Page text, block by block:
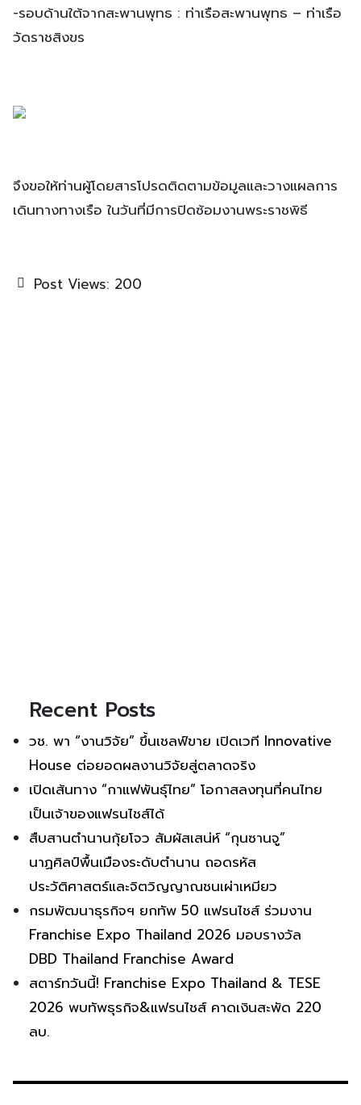
-รอบด้านใต้จากสะพานพุทธ : ท่าเรือสะพานพุทธ – ท่าเรือ
วัดราชสิงขร
จึงขอให้ท่านผู้โดยสารโปรดติดตามข้อมูลและวางแผลการ
เดินทางทางเรือ ในวันที่มีการปิดซ้อมงานพระราชพิธี
Post Views: 200
Recent Posts
วช. พา “งานวิจัย” ขึ้นเชลฟ์ขาย เปิดเวที Innovative
House ต่อยอดผลงานวิจัยสู่ตลาดจริง
เปิดเส้นทาง “กาแฟพันธุ์ไทย” โอกาสลงทุนที่คนไทย
เป็นเจ้าของแฟรนไชส์ได้
สืบสานตำนานกุ้ยโจว สัมผัสเสน่ห์ “กุนซานจู”
นาฏศิลป์พื้นเมืองระดับตำนาน ถอดรหัส
ประวัติศาสตร์และจิตวิญญาณชนเผ่าเหมียว
กรมพัฒนาธุรกิจฯ ยกทัพ 50 แฟรนไชส์ ร่วมงาน
Franchise Expo Thailand 2026 มอบรางวัล
DBD Thailand Franchise Award
สตาร์ทวันนี้! Franchise Expo Thailand & TESE
2026 พบทัพธุรกิจ&แฟรนไชส์ คาดเงินสะพัด 220
ลบ.